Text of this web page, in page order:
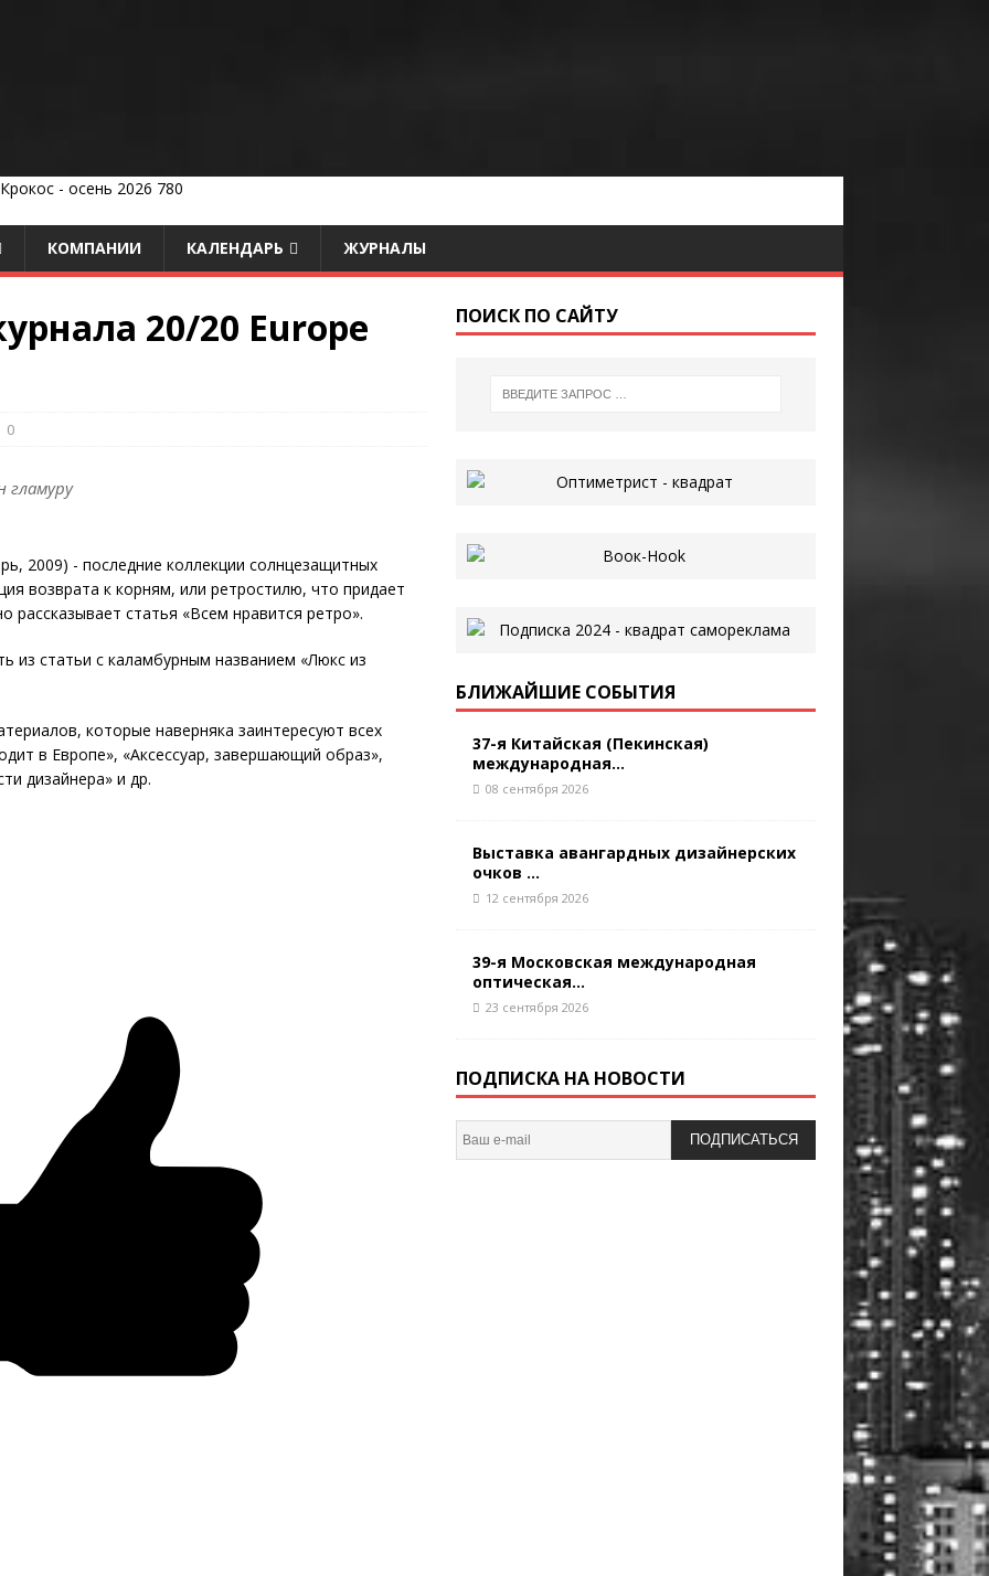
КОМПАНИИ КАЛЕНДАРЬ ЖУРНАЛЫ
20/20 Europe
0
гламуру
2009) - последние коллекции солнцезащитных
возврата к корням, или ретростилю, что придает
статья «Всем нравится ретро».
из статьи с каламбурным названием «Люкс из
которые наверняка заинтересуют всех
в Европе», «Аксессуар, завершающий образ»,
дизайнера» и др.
ПОИСК ПО САЙТУ
БЛИЖАЙШИЕ СОБЫТИЯ
37-я Китайская (Пекинская)
международная...
08 сентября 2026
Выставка авангардных дизайнерских
очков ...
12 сентября 2026
39-я Московская международная
оптическая...
23 сентября 2026
ПОДПИСКА НА НОВОСТИ
ПОДПИСАТЬСЯ